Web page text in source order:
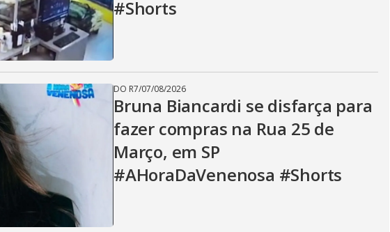
#Shorts
DO R7/07/08/2026
Bruna Biancardi se disfarça para
fazer compras na Rua 25 de
Março, em SP
#AHoraDaVenenosa #Shorts